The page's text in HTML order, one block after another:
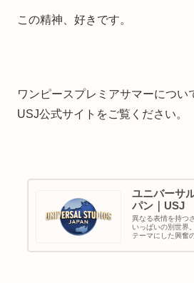
この精神、好きです。
ワンピースプレミアサマーについ
USJ公式サイトをご覧ください。
ユニバーサ
パン｜USJ
異なる表情を持つ
いっぱいの別世界
テーマにした興奮
る、ワールドクラ